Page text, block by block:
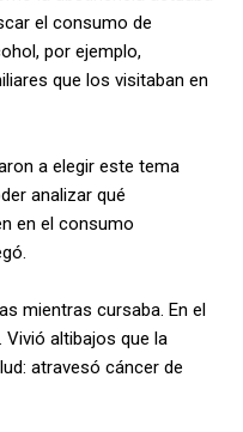
el consumo de
por ejemplo,
que los visitaban en
a elegir este tema
analizar qué
en el consumo
mientras cursaba. En el
Vivió altibajos que la
atravesó cáncer de